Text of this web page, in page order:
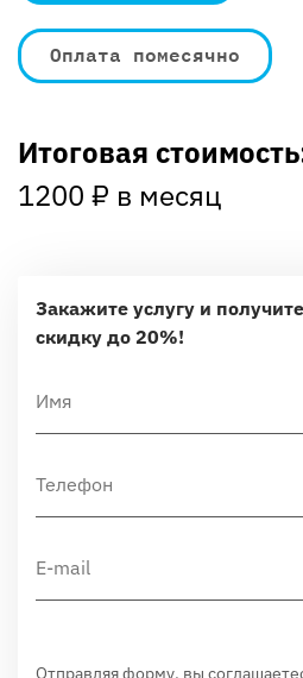
Оплата помесячно
Итоговая
1200 ₽ в месяц
Закажите услугу и получите
скидку до 20%!
Отправляя форму, вы